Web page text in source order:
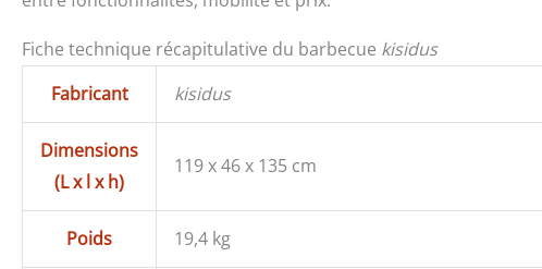
Fiche technique récapitulative du barbecue kisidus
Fabricant
kisidus
Dimensions
(L x l x h)
119 x 46 x 135 cm
Poids 19,4 kg